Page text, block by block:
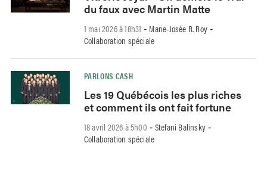
du faux avec Martin Matte
1 mai 2026 à 18h31 - Marie-Josée R. Roy -
Collaboration spéciale
PARLONS CASH
Les 19 Québécois les plus riches
et comment ils ont fait fortune
18 avril 2026 à 5h00 - Stefani Balinsky -
Collaboration spéciale